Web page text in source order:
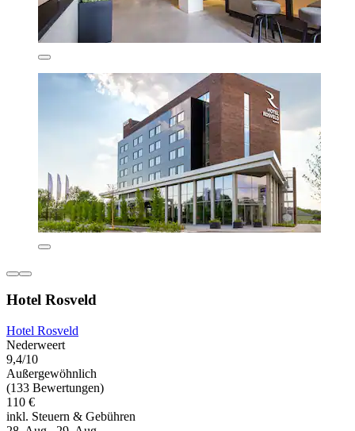
Hotel Rosveld
Hotel Rosveld
Nederweert
9,4/10
Außergewöhnlich
(133 Bewertungen)
110 €
inkl. Steuern & Gebühren